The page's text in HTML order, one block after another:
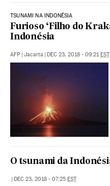
TSUNAMI NA INDONÉSIA
Furioso ‘Filho do
Indonésia
AFP | Jacarta | DEC 23, 2018 - 09:21EST
O tsunami da
| DEC 23, 2018 - 07:25 EST